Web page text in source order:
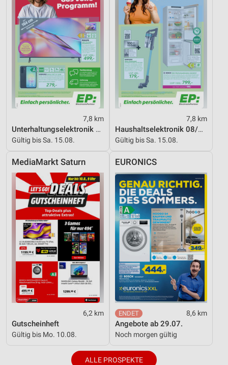
7,8 km
Unterhaltungselektronik 08/2026
Gültig bis Sa. 15.08.
7,8 km
Haushaltselektronik 08/2026
Gültig bis Sa. 15.08.
MediaMarkt Saturn
6,2 km
Gutscheinheft
Gültig bis Mo. 10.08.
EURONICS
8,6 km
Angebote ab 29.07.
Noch morgen gültig
ALLE PROSPEKTE